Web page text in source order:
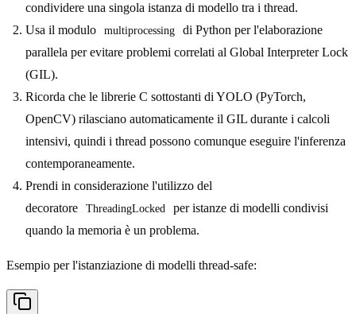
condividere una singola istanza di modello tra i thread.
Usa il modulo
multiprocessing
di Python per l'elaborazione
parallela per evitare problemi correlati al Global Interpreter Lock
(GIL).
Ricorda che le librerie C sottostanti di YOLO (PyTorch,
OpenCV) rilasciano automaticamente il GIL durante i calcoli
intensivi, quindi i thread possono comunque eseguire l'inferenza
contemporaneamente.
Prendi in considerazione l'utilizzo del
decoratore
ThreadingLocked
per istanze di modelli condivisi
quando la memoria è un problema.
Esempio per l'istanziazione di modelli thread-safe: